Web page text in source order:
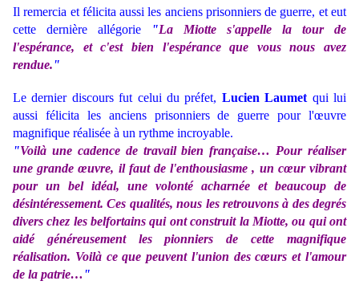
Il remercia et félicita aussi les anciens prisonniers de guerre, et eut
cette dernière allégorie
"La Miotte s'appelle la tour de
l'espérance, et c'est bien l'espérance que vous nous avez
rendue."
Le dernier discours fut celui du préfet, Lucien Laumet qui lui
aussi félicita les anciens prisonniers de guerre pour l'œuvre
magnifique réalisée à un rythme incroyable.
"Voilà une cadence de travail bien française… Pour réaliser
une grande œuvre, il faut de l'enthousiasme , un cœur vibrant
pour un bel idéal, une volonté acharnée et beaucoup de
désintéressement. Ces qualités, nous les retrouvons à des degrés
divers chez les belfortains qui ont construit la Miotte, ou qui ont
aidé généreusement les pionniers de cette magnifique
réalisation. Voilà ce que peuvent l'union des cœurs et l'amour
de la patrie…"